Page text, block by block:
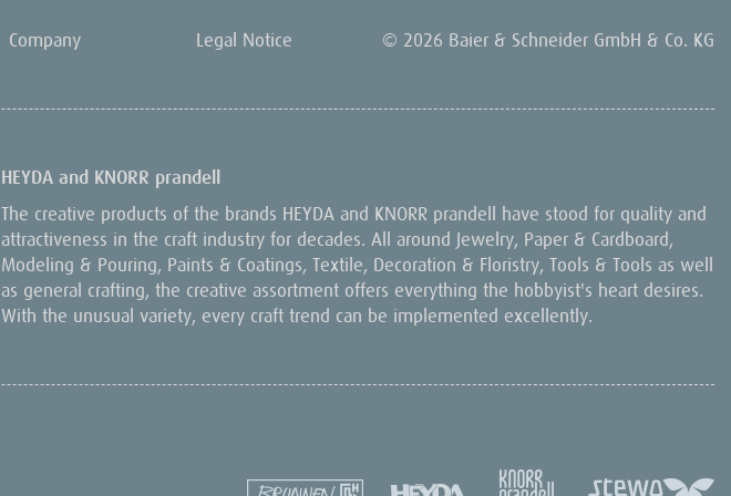
Company Legal Notice © 2026 Baier & Schneider GmbH & Co. KG
HEYDA and KNORR prandell
The creative products of the brands HEYDA and KNORR prandell have stood for quality and
attractiveness in the craft industry for decades. All around Jewelry, Paper & Cardboard,
Modeling & Pouring, Paints & Coatings, Textile, Decoration & Floristry, Tools & Tools as well
as general crafting, the creative assortment offers everything the hobbyist's heart desires.
With the unusual variety, every craft trend can be implemented excellently.